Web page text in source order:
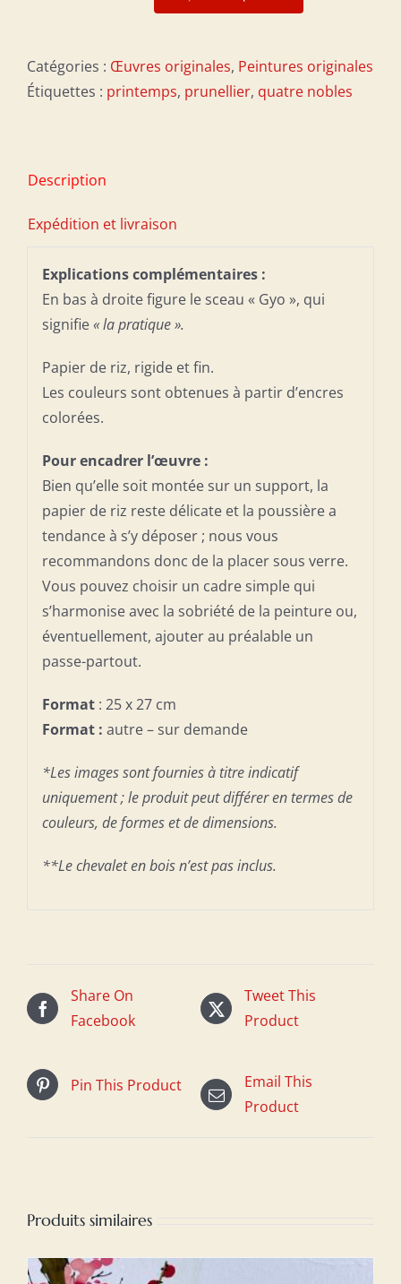
Patience
Catégories : Œuvres originales, Peintures originales
Étiquettes : printemps, prunellier, quatre nobles
Description
Expédition et livraison
Explications complémentaires :
En bas à droite figure le sceau « Gyo », qui
signifie« la pratique ».
Papier de riz, rigide et fin.
Les couleurs sont obtenues à partir d’encres
colorées.
Pour encadrer l’œuvre :
Bien qu’elle soit montée sur un support, la
papier de riz reste délicate et la poussière a
tendance à s’y déposer ; nous vous
recommandons donc de la placer sous verre.
Vous pouvez choisir un cadre simple qui
s’harmonise avec la sobriété de la peinture ou,
éventuellement, ajouter au préalable un
passe-partout.
Format: 25 x 27 cm
Format : autre – sur demande
*Les images sont fournies à titre indicatif
uniquement ; le produit peut différer en termes de
couleurs, de formes et de dimensions.
**Le chevalet en bois n’est pas inclus.
Share On
Facebook
Tweet This
Product
Pin This Product
Email This
Product
Produits similaires